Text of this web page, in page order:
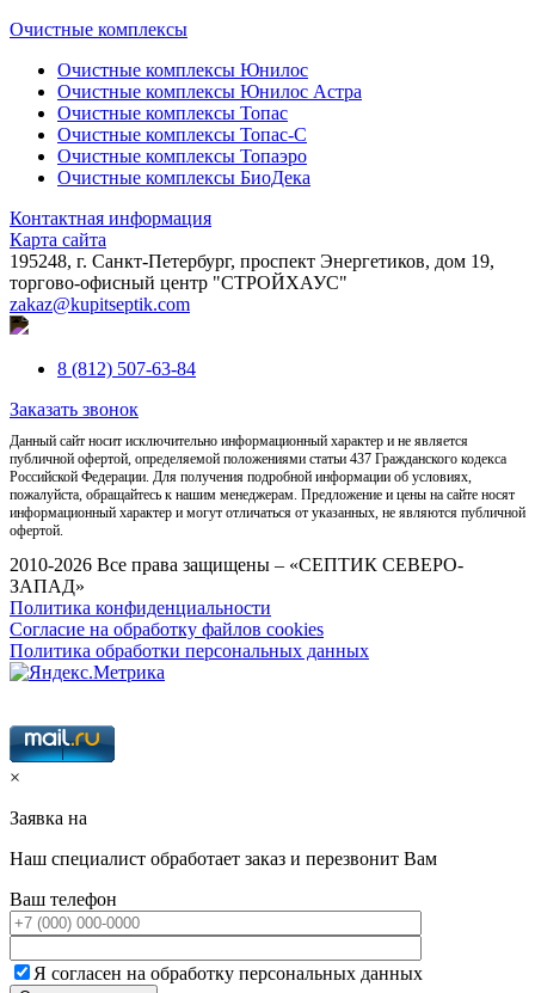
Очистные комплексы
Очистные комплексы Юнилос
Очистные комплексы Юнилос Астра
Очистные комплексы Топас
Очистные комплексы Топас-С
Очистные комплексы Топаэро
Очистные комплексы БиоДека
Контактная информация
Карта сайта
195248, г. Санкт-Петербург, проспект Энергетиков, дом 19,
торгово-офисный центр "СТРОЙХАУС"
zakaz@kupitseptik.com
8 (812) 507-63-84
Заказать звонок
Данный сайт носит исключительно информационный характер и не является
публичной офертой, определяемой положениями статьи 437 Гражданского кодекса
Российской Федерации. Для получения подробной информации об условиях,
пожалуйста, обращайтесь к нашим менеджерам. Предложение и цены на сайте носят
информационный характер и могут отличаться от указанных, не являются публичной
офертой.
2010-2026 Все права защищены – «СЕПТИК СЕВЕРО-
ЗАПАД»
Политика конфиденциальности
Согласие на обработку файлов cookies
Политика обработки персональных данных
×
Заявка на
Наш специалист обработает заказ и перезвонит Вам
Ваш телефон
Я согласен на обработку персональных данных